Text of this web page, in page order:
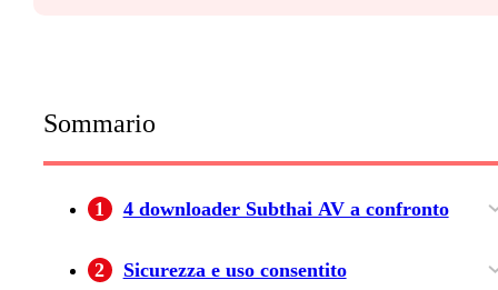
Sommario
1 4 downloader Subthai AV a confronto
2 Sicurezza e uso consentito